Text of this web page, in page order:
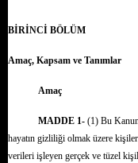
BİRİNCİ BÖLÜM
Amaç, Kapsam ve Tanımlar
Amaç
MADDE 1-(1) Bu
hayatın gizliliği olmak üzere
verileri işleyen gerçek ve tüzel